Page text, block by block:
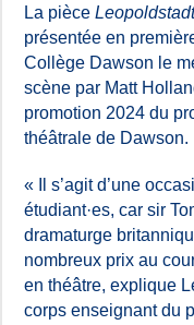
La pièce Leopoldstadt
présentée en
Collège Dawson le
scène par Matt
promotion 2024 du
théâtrale de Dawson.
« Il s’agit d’une
étudiant·es, car sir
dramaturge
nombreux prix au
en théâtre, explique
corps enseignant du